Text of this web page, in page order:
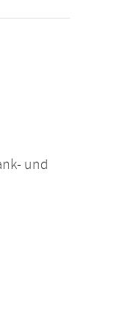
und